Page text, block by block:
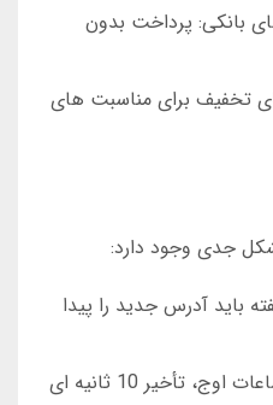
بانکی: پرداخت بدون
تخفیف برای مناسبت های
جدی وجود دارد:
باید آدرس جدید را پیدا
تأخیر 10 ثانیه ای